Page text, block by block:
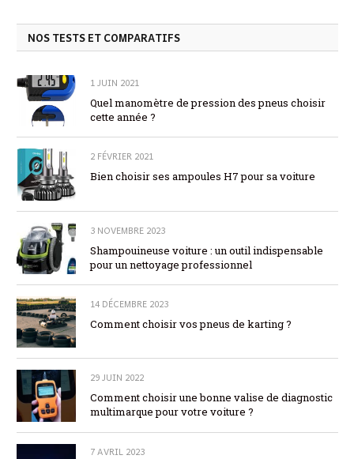
NOS TESTS ET COMPARATIFS
1 JUIN 2021
Quel manomètre de pression des pneus choisir
cette année ?
2 FÉVRIER 2021
Bien choisir ses ampoules H7 pour sa voiture
3 NOVEMBRE 2023
Shampouineuse voiture : un outil indispensable
pour un nettoyage professionnel
14 DÉCEMBRE 2023
Comment choisir vos pneus de karting ?
29 JUIN 2022
Comment choisir une bonne valise de diagnostic
multimarque pour votre voiture ?
7 AVRIL 2023